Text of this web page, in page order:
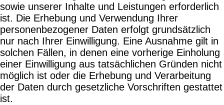
sowie unserer Inhalte und Leistungen erforderlich
ist. Die Erhebung und Verwendung Ihrer
personenbezogener Daten erfolgt grundsätzlich
nur nach Ihrer Einwilligung. Eine Ausnahme gilt in
solchen Fällen, in denen eine vorherige Einholung
einer Einwilligung aus tatsächlichen Gründen nicht
möglich ist oder die Erhebung und Verarbeitung
der Daten durch gesetzliche Vorschriften gestattet
ist.